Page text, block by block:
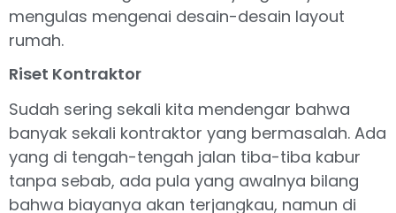
mengulas mengenai desain-desain layout
rumah.
Riset Kontraktor
Sudah sering sekali kita mendengar bahwa
banyak sekali kontraktor yang bermasalah. Ada
yang di tengah-tengah jalan tiba-tiba kabur
tanpa sebab, ada pula yang awalnya bilang
bahwa biayanya akan terjangkau, namun di